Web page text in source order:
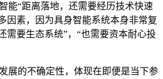
能“距离落地，还需要经历技术快速
因素，因为具身智能系统本身非常复
需要生态系统”，“也需要资本耐心投
展的不确定性，体现在即便是当下参